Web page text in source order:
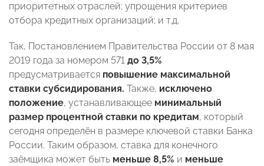
приоритетных отраслей; упрощения критериев
отбора кредитных организаций; и т.д.
Так, Постановлением Правительства России от 8 мая
2019 года за номером 571 до 3,5%
предусматривается повышение максимальной
ставки субсидирования. Также, исключено
положение, устанавливающее минимальный
размер процентной ставки по кредитам, который
сегодня определён в размере ключевой ставки Банка
России. Таким образом, ставка для конечного
заёмщика может быть меньше 8,5% и меньше